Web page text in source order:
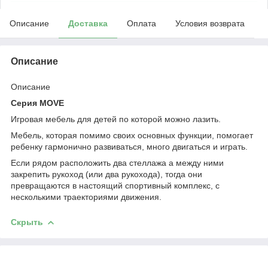
Описание Доставка Оплата Условия возврата
Описание
Описание
Серия MOVE
Игровая мебель для детей по которой можно лазить.
Мебель, которая помимо своих основных функции, помогает
ребенку гармонично развиваться, много двигаться и играть.
Если рядом расположить два стеллажа а между ними
закрепить рукоход (или два рукохода), тогда они
превращаются в настоящий спортивный комплекс, с
несколькими траекториями движения.
Скрыть